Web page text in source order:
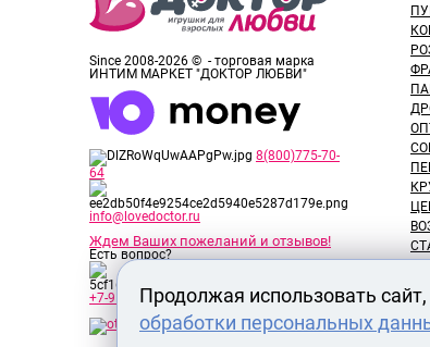
Since 2008-2026 © - торговая марка
ИНТИМ МАРКЕТ "ДОКТОР ЛЮБВИ"
8(800)775-70-
64
info@lovedoctor.ru
Ждем Ваших пожеланий и отзывов!
Есть вопрос?
+7-913-917-89-65Продолжая использовать
обработки персональных